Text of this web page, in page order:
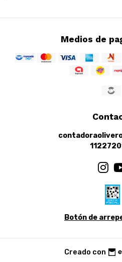
Medios de
Botón de
Creado con